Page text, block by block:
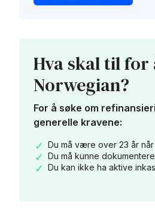
Hva skal til for
Norwegian?
For å søke om
generelle kravene:
Du må være over 23 år
Du må kunne
Du kan ikke ha aktive